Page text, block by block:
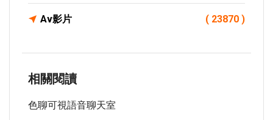
Av影片 ( 23870 )
相關閱讀
色聊可視語音聊天室